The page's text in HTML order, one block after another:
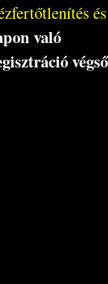
és
való
végső